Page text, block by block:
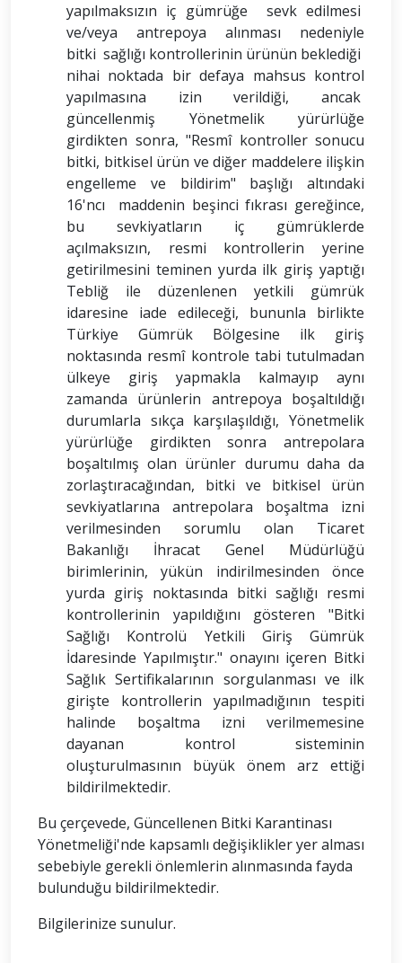
yapılmaksızın iç gümrüğe sevk edilmesi
ve/veya antrepoya alınması nedeniyle
bitki sağlığı kontrollerinin ürünün beklediği
nihai noktada bir defaya mahsus kontrol
yapılmasına izin verildiği, ancak
güncellenmiş Yönetmelik yürürlüğe
girdikten sonra, "Resmî kontroller sonucu
bitki, bitkisel ürün ve diğer maddelere ilişkin
engelleme ve bildirim" başlığı altındaki
16'ncı maddenin beşinci fıkrası gereğince,
bu sevkiyatların iç gümrüklerde
açılmaksızın, resmi kontrollerin yerine
getirilmesini teminen yurda ilk giriş yaptığı
Tebliğ ile düzenlenen yetkili gümrük
idaresine iade edileceği, bununla birlikte
Türkiye Gümrük Bölgesine ilk giriş
noktasında resmî kontrole tabi tutulmadan
ülkeye giriş yapmakla kalmayıp aynı
zamanda ürünlerin antrepoya boşaltıldığı
durumlarla sıkça karşılaşıldığı, Yönetmelik
yürürlüğe girdikten sonra antrepolara
boşaltılmış olan ürünler durumu daha da
zorlaştıracağından, bitki ve bitkisel ürün
sevkiyatlarına antrepolara boşaltma izni
verilmesinden sorumlu olan Ticaret
Bakanlığı İhracat Genel Müdürlüğü
birimlerinin, yükün indirilmesinden önce
yurda giriş noktasında bitki sağlığı resmi
kontrollerinin yapıldığını gösteren "Bitki
Sağlığı Kontrolü Yetkili Giriş Gümrük
İdaresinde Yapılmıştır." onayını içeren Bitki
Sağlık Sertifikalarının sorgulanması ve ilk
girişte kontrollerin yapılmadığının tespiti
halinde boşaltma izni verilmemesine
dayanan kontrol sisteminin
oluşturulmasının büyük önem arz ettiği
bildirilmektedir.
Bu çerçevede, Güncellenen Bitki Karantinası
Yönetmeliği'nde kapsamlı değişiklikler yer alması
sebebiyle gerekli önlemlerin alınmasında fayda
bulunduğu bildirilmektedir.
Bilgilerinize sunulur.